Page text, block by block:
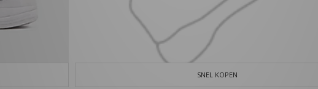
SNEL KOPEN